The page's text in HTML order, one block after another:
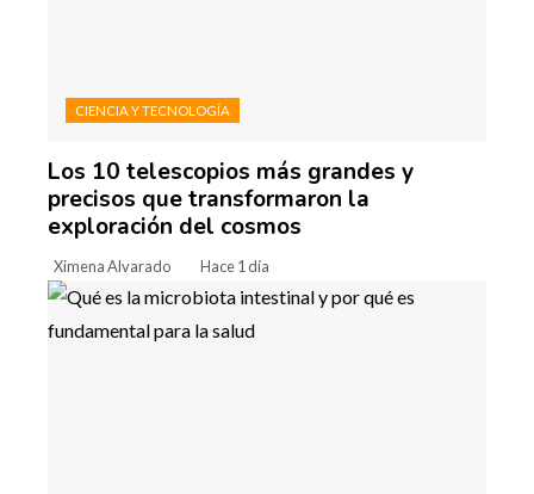
CIENCIA Y TECNOLOGÍA
Los 10 telescopios más grandes y
precisos que transformaron la
exploración del cosmos
Ximena Alvarado Hace 1 día